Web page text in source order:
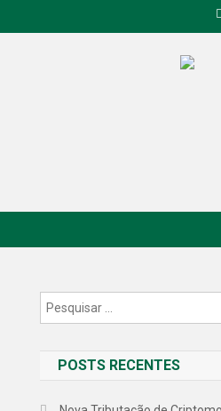
POSTS RECENTES